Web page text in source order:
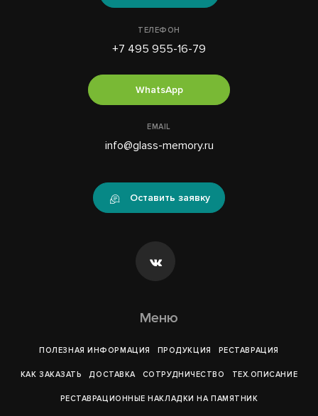
ТЕЛЕФОН
+7 495 955-16-79
WhatsApp
EMAIL
info@glass-memory.ru
Оставить заявку
Меню
ПОЛЕЗНАЯ ИНФОРМАЦИЯ ПРОДУКЦИЯ РЕСТАВРАЦИЯ
КАК ЗАКАЗАТЬ ДОСТАВКА СОТРУДНИЧЕСТВО ТЕХ.ОПИСАНИЕ
РЕСТАВРАЦИОННЫЕ НАКЛАДКИ НА ПАМЯТНИК